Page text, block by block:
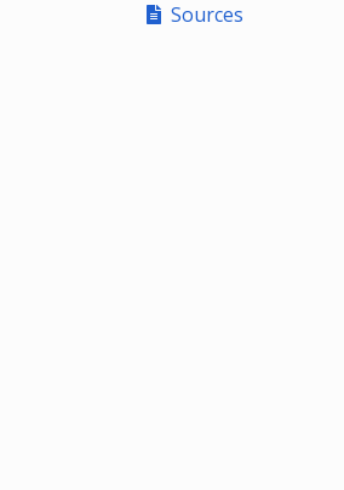
Sources